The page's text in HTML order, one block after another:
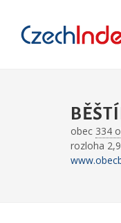
obec 334
rozloha